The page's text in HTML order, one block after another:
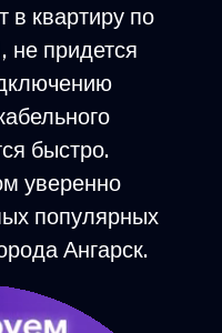
в квартиру по
не придется
быстро.
уверенно
популярных
Ангарск.